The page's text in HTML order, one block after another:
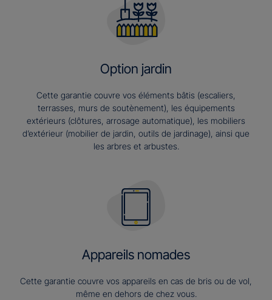
Option jardin
Cette garantie couvre vos éléments bâtis (escaliers,
terrasses, murs de soutènement), les équipements
extérieurs (clôtures, arrosage automatique), les mobiliers
d’extérieur (mobilier de jardin, outils de jardinage), ainsi que
les arbres et arbustes.
Appareils nomades
Cette garantie couvre vos appareils en cas de bris ou de vol,
même en dehors de chez vous.